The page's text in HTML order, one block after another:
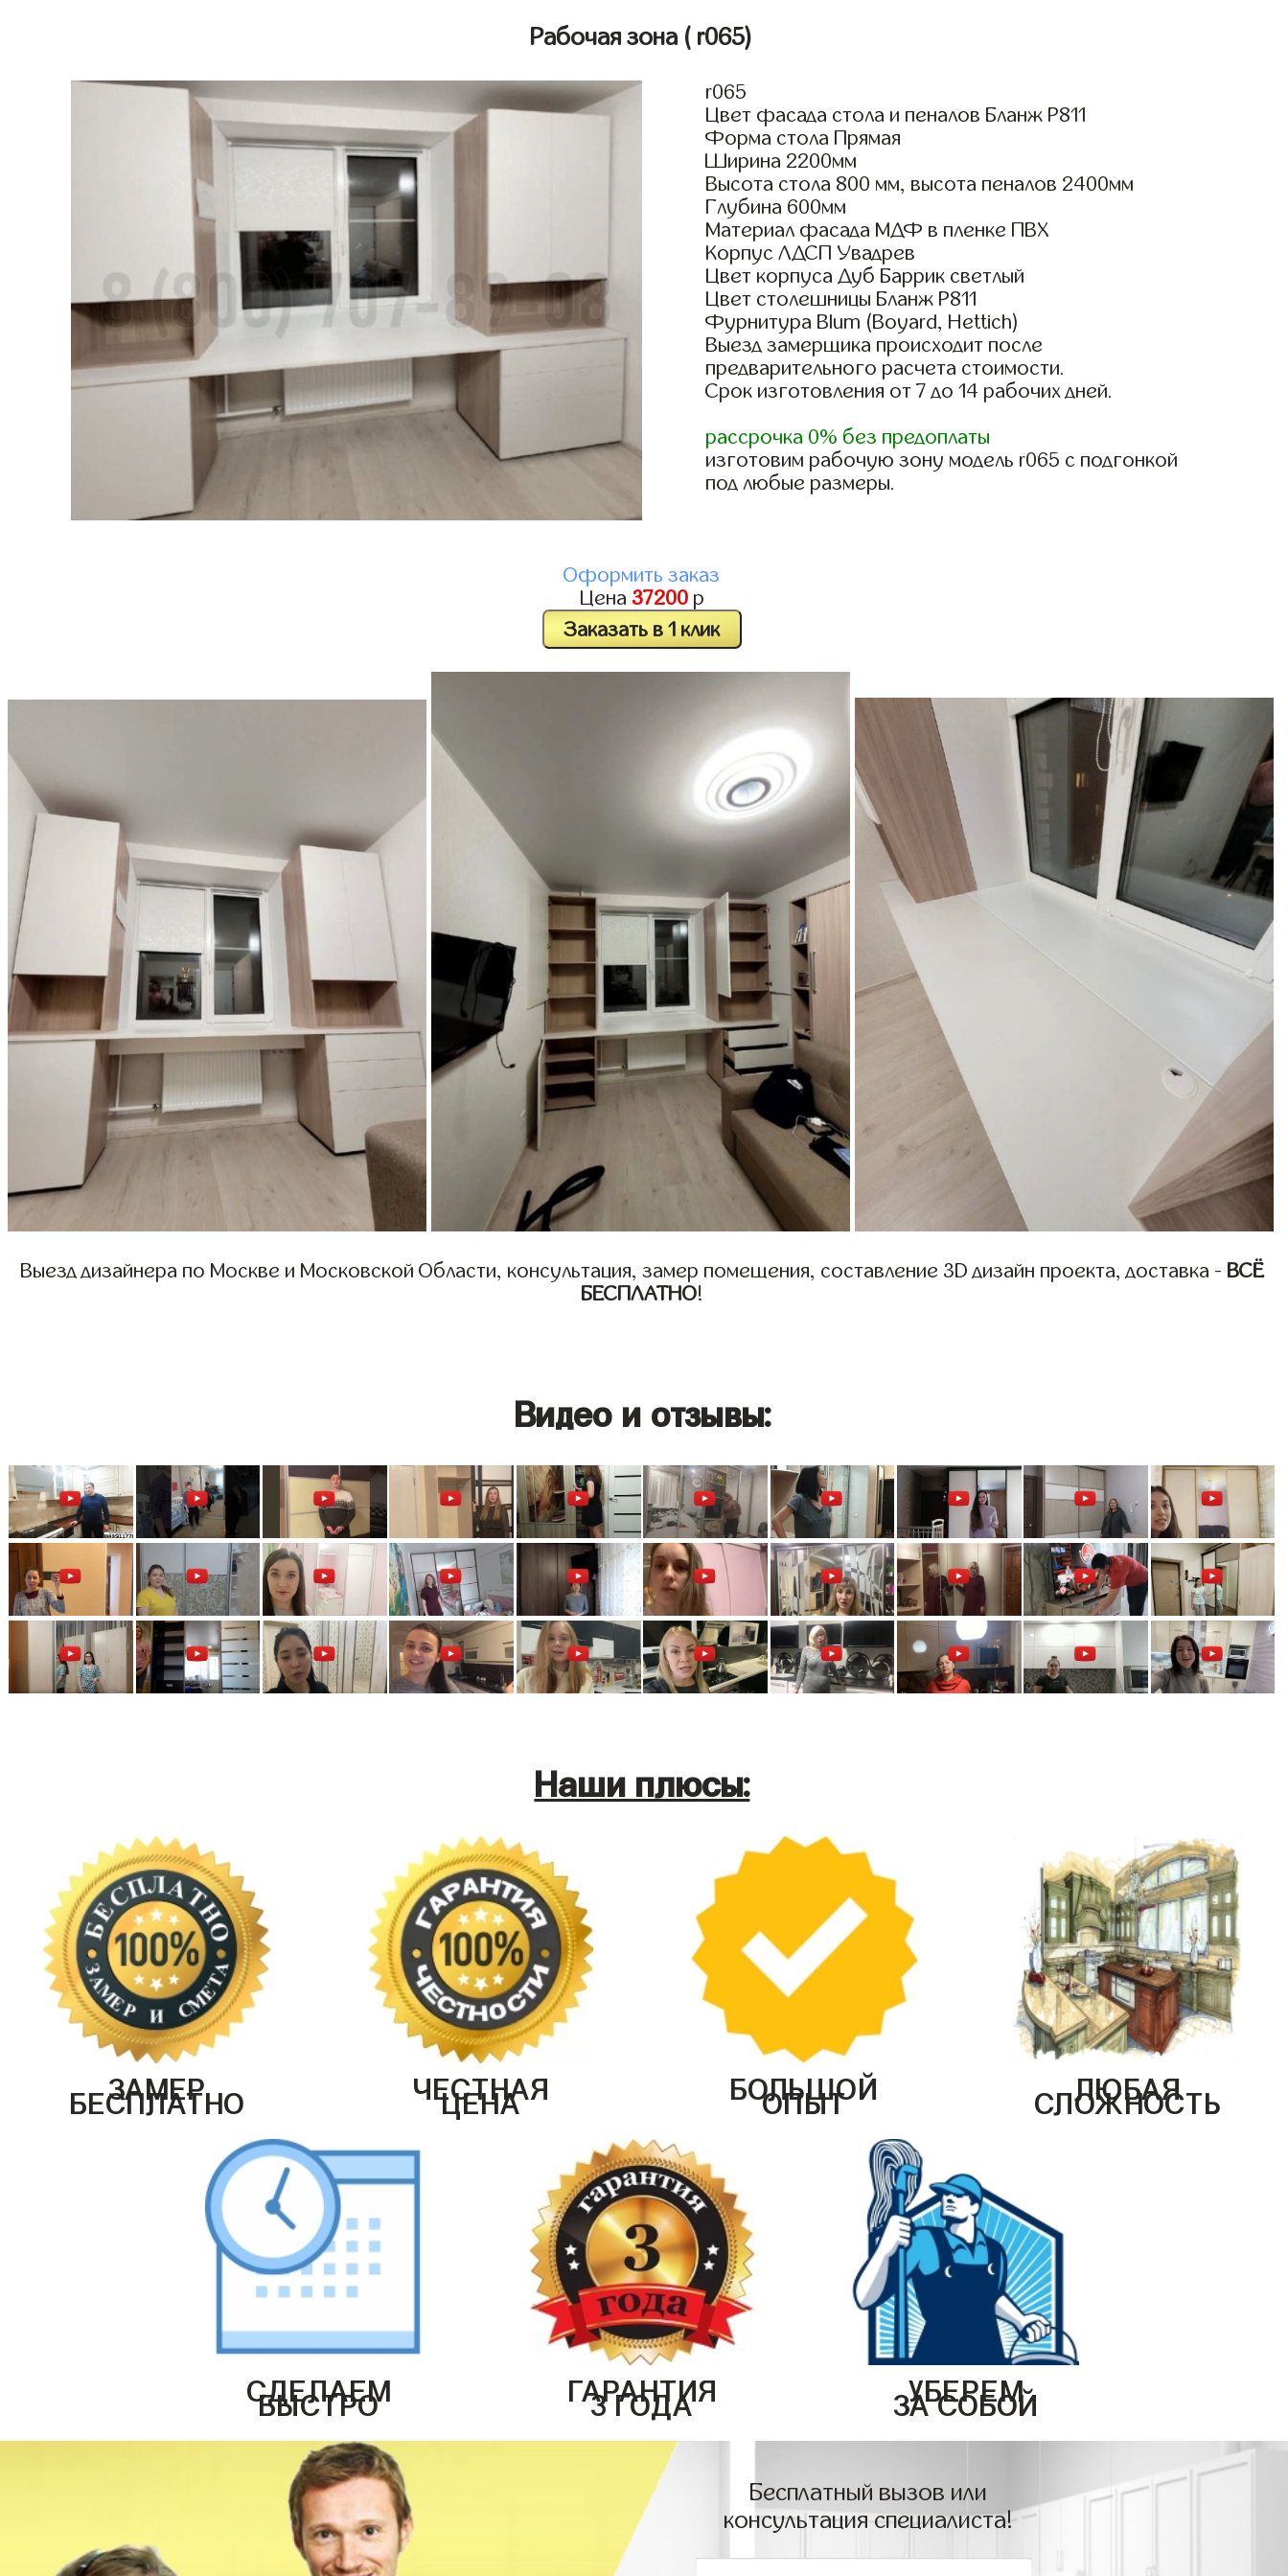
Рабочая зона ( r065)
r065
Цвет фасада стола и пеналов Бланж Р811
Форма стола Прямая
Ширина 2200мм
Высота стола 800 мм, высота пеналов 2400мм
Глубина 600мм
Материал фасада МДФ в пленке ПВХ
Корпус ЛДСП Увадрев
Цвет корпуса Дуб Баррик светлый
Цвет столешницы Бланж Р811
Фурнитура Blum (Boyard, Hettich)
Выезд замерщика происходит после
предварительного расчета стоимости.
Срок изготовления от 7 до 14 рабочих дней.
рассрочка 0% без предоплаты
изготовим рабочую зону модель r065 с подгонкой
под любые размеры.
Оформить заказ
Цена 37200р
Заказать в 1 клик
Выезд дизайнера по Москве и Московской Области, консультация, замер помещения, составление 3D дизайн проекта, доставка - ВСЁ
БЕСПЛАТНО!
Видео и отзывы:
Наши плюсы:
ЗАМЕР
БЕСПЛАТНО ЧЕСТНАЯ
ЦЕНА БОЛЬШОЙ
ОПЫТ ЛЮБАЯ
СЛОЖНОСТЬ
СДЕЛАЕМ
БЫСТРО ГАРАНТИЯ
3 ГОДА УБЕРЕМ
ЗА СОБОЙ
Бесплатный вызов или
консультация специалиста!